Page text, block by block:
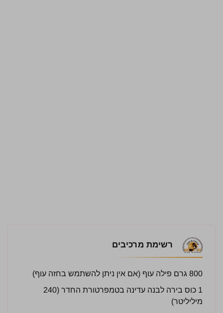
רשימת מרכיבים
800 גרם פילה עוף (אם אין ניתן להשתמש בחזה עוף)
1 כוס בירה לבנה עדינה בטמפרטורת החדר (240
מיליליטר)